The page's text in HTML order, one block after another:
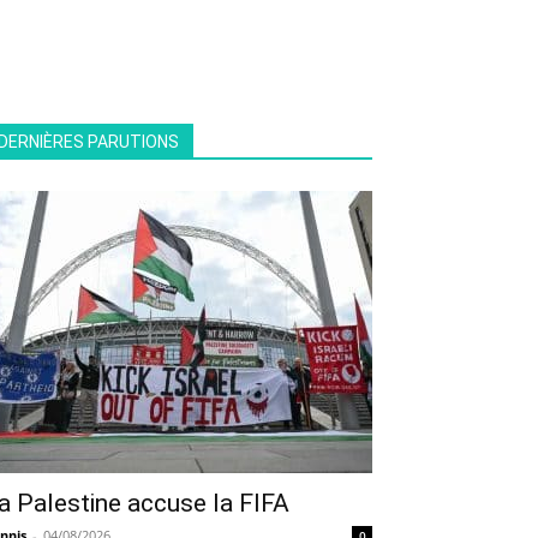
PARUTIONS
Palestine accuse la FIFA